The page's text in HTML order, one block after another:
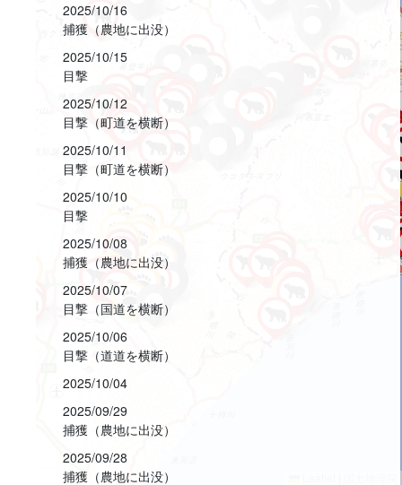
2025/10/16
捕獲（農地に出没）
2025/10/15
目撃
2025/10/12
目撃（町道を横断）
2025/10/11
目撃（町道を横断）
2025/10/10
目撃
2025/10/08
捕獲（農地に出没）
2025/10/07
目撃（国道を横断）
2025/10/06
目撃（道道を横断）
2025/10/04
2025/09/29
捕獲（農地に出没）
2025/09/28
捕獲（農地に出没）